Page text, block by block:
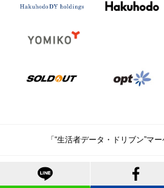
「“生活者データ・ドリブン”マ
お問い合わせ